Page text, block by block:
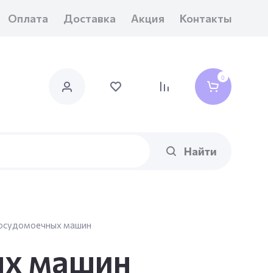
Оплата Доставка Акция Контакты
0
Найти
машин
машин